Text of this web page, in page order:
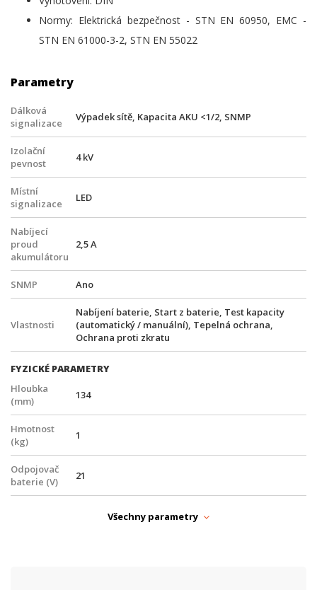
Normy: Elektrická bezpečnost - STN EN 60950, EMC -
STN EN 61000-3-2, STN EN 55022
Parametry
Dálková
signalizace
Výpadek sítě, Kapacita AKU <1/2, SNMP
Izolační
pevnost
4 kV
Místní
signalizace
LED
Nabíjecí
proud
akumulátoru
2,5 A
SNMP Ano
Vlastnosti
Nabíjení baterie, Start z baterie, Test kapacity
(automatický / manuální), Tepelná ochrana,
Ochrana proti zkratu
FYZICKÉ PARAMETRY
Hloubka
(mm)
134
Hmotnost
(kg)
1
Odpojovač
baterie (V)
21
-30° až +60°CVšechny parametry